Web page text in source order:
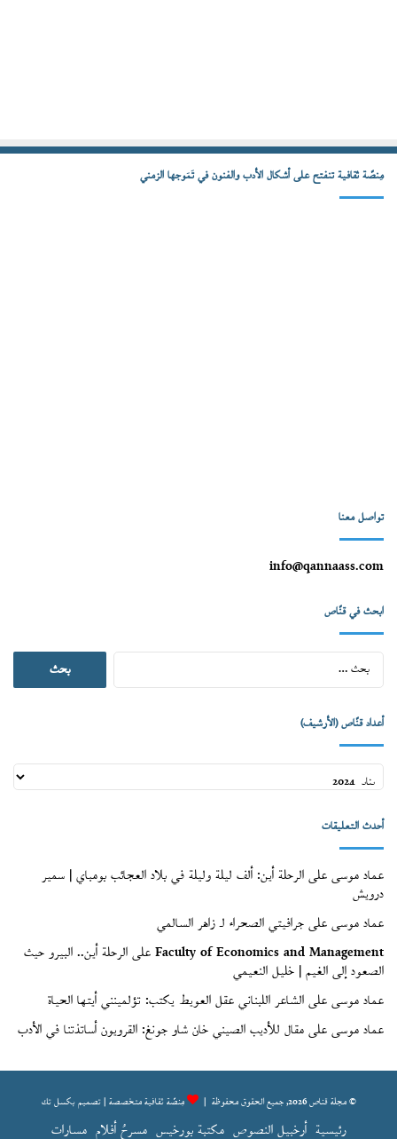
مِنصّة ثقافية تنفتح على أشكال الأدب والفنون في تَمَوجها الزمني
تواصل معنا
info@qannaass.com
ابحث في قنّاص
البحث
عن:
أعداد قنّاص (الأرشيف)
أعداد
قنّاص
(الأرشيف)
أحدث التعليقات
عماد موسىعلىالرحلة أين: ألف ليلة وليلة في بلاد العجائب بومباي | سمير
درويش
عماد موسىعلىجرافيتي الصحراء لـ زاهر السالمي
Faculty of Economics and Managementعلىالرحلة أين.. البيرو حيث
الصعود إلى الغيم | خليل النعيمي
عماد موسىعلىالشاعر اللبناني عقل العويط يكتب: تؤلمينني أيتها الحياة
عماد موسىعلىمقال للأديب الصيني خان شاو جونغ: القرويون أساتذتنا في الأدب
© مجلة قناص 2026, جميع الحقوق محفوظة | مِنصّة ثقافية متخصصة | تصميمبكسل تك
رئيسية أرخبيل النصوص مكتبة بورخيس مسرحُ أفلام مسارات